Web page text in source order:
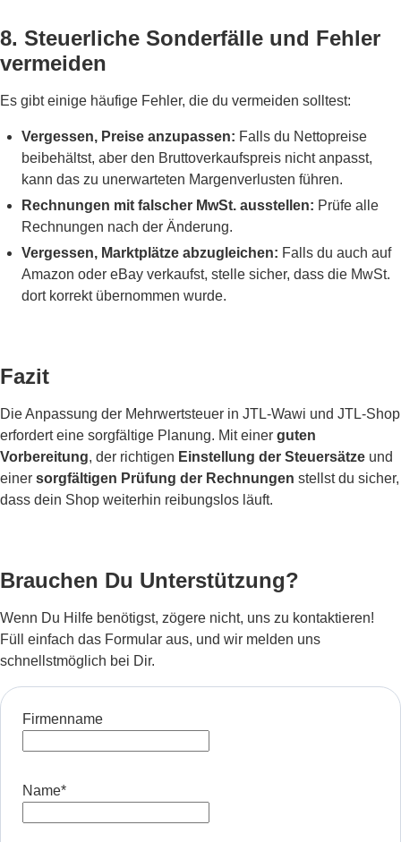
8. Steuerliche Sonderfälle und Fehler
vermeiden
Es gibt einige häufige Fehler, die du vermeiden solltest:
Vergessen, Preise anzupassen: Falls du Nettopreise
beibehältst, aber den Bruttoverkaufspreis nicht anpasst,
kann das zu unerwarteten Margenverlusten führen.
Rechnungen mit falscher MwSt. ausstellen: Prüfe alle
Rechnungen nach der Änderung.
Vergessen, Marktplätze abzugleichen: Falls du auch auf
Amazon oder eBay verkaufst, stelle sicher, dass die MwSt.
dort korrekt übernommen wurde.
Fazit
Die Anpassung der Mehrwertsteuer in JTL-Wawi und JTL-Shop
erfordert eine sorgfältige Planung. Mit einer guten
Vorbereitung, der richtigen Einstellung der Steuersätze und
einer sorgfältigen Prüfung der Rechnungen stellst du sicher,
dass dein Shop weiterhin reibungslos läuft.
Brauchen Du Unterstützung?
Wenn Du Hilfe benötigst, zögere nicht, uns zu kontaktieren!
Füll einfach das Formular aus, und wir melden uns
schnellstmöglich bei Dir.
Firmenname
Name*